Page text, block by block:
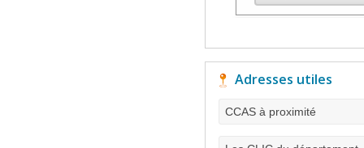
Adresses utiles
CCAS à proximité